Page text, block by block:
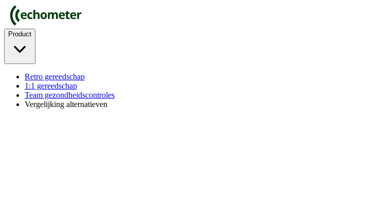
Product
Retro gereedschap
1:1 gereedschap
Team gezondheidscontroles
Vergelijking alternatieven